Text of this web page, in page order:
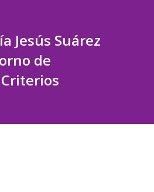
Jesús Suárez
de